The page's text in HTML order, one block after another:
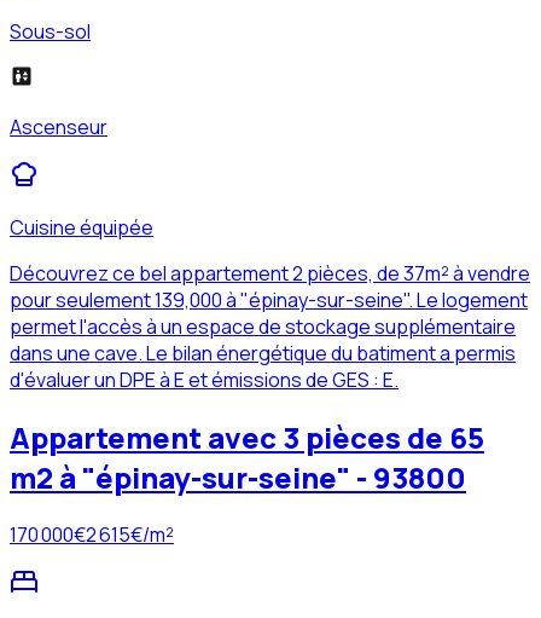
Sous-sol
Ascenseur
Cuisine équipée
Découvrez ce bel appartement 2 pièces, de 37m² à vendre
pour seulement 139,000 à "épinay-sur-seine". Le logement
permet l'accès à un espace de stockage supplémentaire
dans une cave. Le bilan énergétique du batiment a permis
d'évaluer un DPE à E et émissions de GES : E.
Appartement avec 3 pièces de 65
m2 à "épinay-sur-seine" - 93800
170 000€2 615€/m²